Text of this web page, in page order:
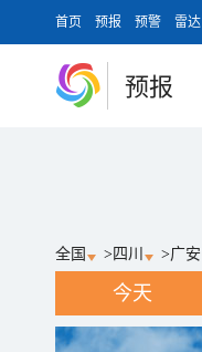
首页 预报 预警 雷达
预报
全国 > 四川 >广安
今天